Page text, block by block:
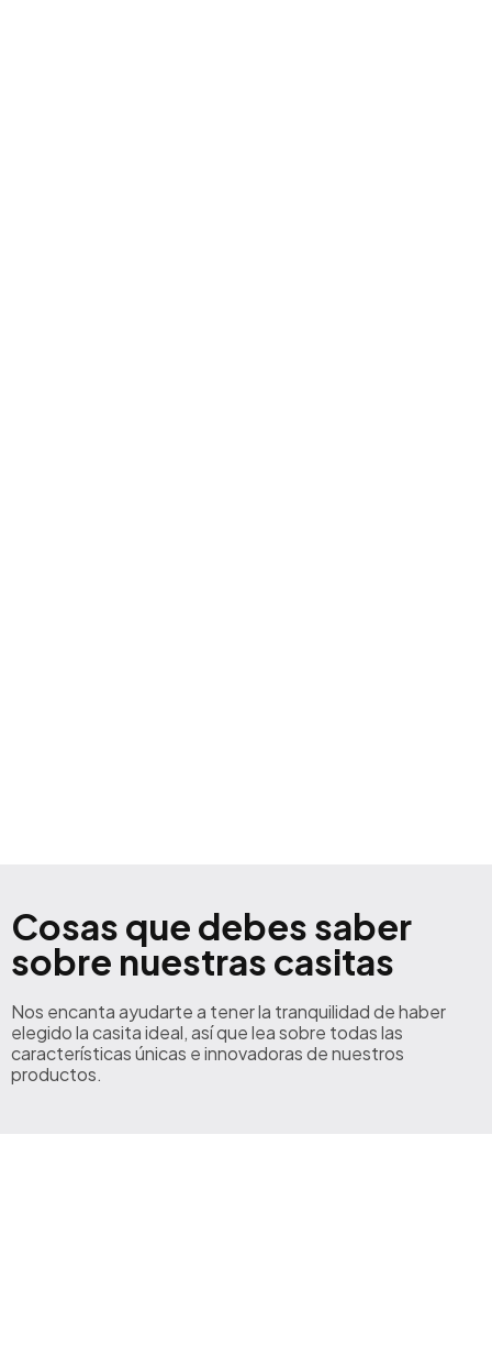
Cosas que debes saber
sobre nuestras casitas
Nos encanta ayudarte a tener la tranquilidad de haber
elegido la casita ideal, así que lea sobre todas las
características únicas e innovadoras de nuestros
productos.